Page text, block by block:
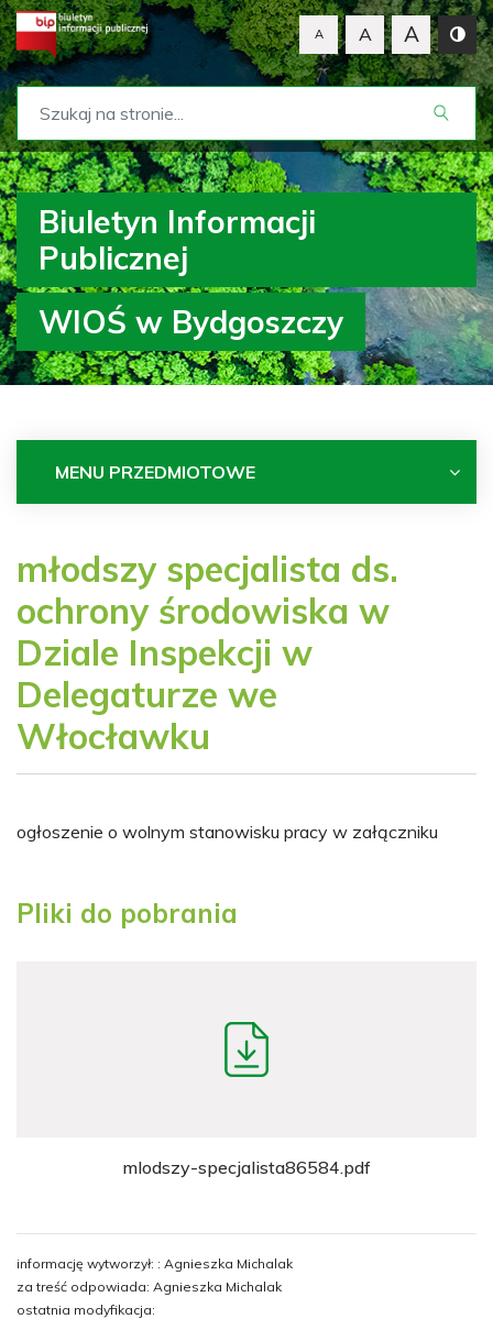
A A A
Biuletyn Informacji
Publicznej
WIOŚ w Bydgoszczy
MENU PRZEDMIOTOWE
młodszy specjalista ds.
ochrony środowiska w
Dziale Inspekcji w
Delegaturze we
Włocławku
ogłoszenie o wolnym stanowisku pracy w załączniku
Pliki do pobrania
mlodszy-specjalista86584.pdf
informację wytworzył: : Agnieszka Michalak
za treść odpowiada: Agnieszka Michalak
ostatnia modyfikacja: